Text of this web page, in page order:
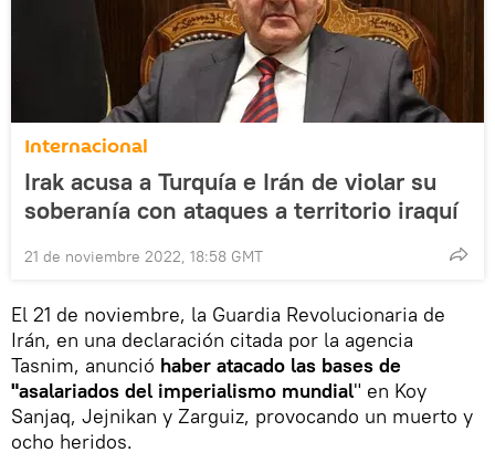
Internacional
Irak acusa a Turquía e Irán de violar su
soberanía con ataques a territorio iraquí
21 de noviembre 2022, 18:58 GMT
El 21 de noviembre, la Guardia Revolucionaria de
Irán, en una declaración citada por la agencia
Tasnim, anunció haber atacado las bases de
"asalariados del imperialismo mundial" en Koy
Sanjaq, Jejnikan y Zarguiz, provocando un muerto y
ocho heridos.